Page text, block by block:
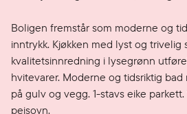
Boligen fremstår som moderne og
inntrykk. Kjøkken med lyst og trivelig
kvalitetsinnredning i lysegrønn
hvitevarer. Moderne og tidsriktig
på gulv og vegg. 1-stavs eike
peisovn.